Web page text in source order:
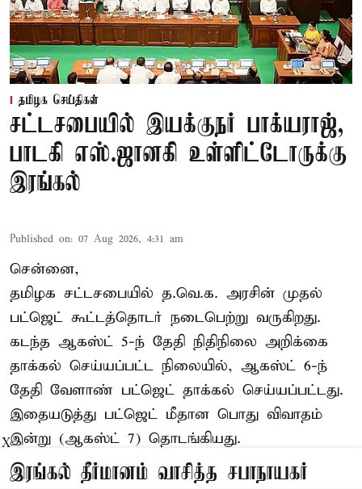
தமிழக செய்திகள்
சட்டசபையில் இயக்குநர் பாக்யராஜ்,
பாடகி எஸ்.ஜானகி உள்ளிட்டோருக்கு
இரங்கல்
Published on: 07 Aug 2026, 4:31 am
சென்னை,
தமிழக சட்டசபையில் த.வெ.க. அரசின் முதல்
பட்ஜெட் கூட்டத்தொடர் நடைபெற்று வருகிறது.
கடந்த ஆகஸ்ட் 5-ந் தேதி நிதிநிலை அறிக்கை
தாக்கல் செய்யப்பட்ட நிலையில், ஆகஸ்ட் 6-ந்
தேதி வேளாண் பட்ஜெட் தாக்கல் செய்யப்பட்டது.
இதையடுத்து பட்ஜெட் மீதான பொது விவாதம்
இன்று (ஆகஸ்ட் 7) தொடங்கியது.
இரங்கல் தீர்மானம் வாசித்த சபாநாயகர்
X